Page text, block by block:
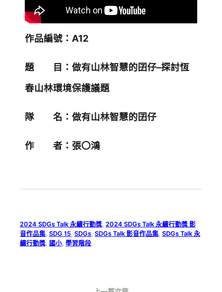
作品編號：A12
題 目：做有山林智慧的囝仔–探討恆
春山林環境保護議題
隊 名：做有山林智慧的囝仔
作 者：張〇鴻
2024 SDGs Talk 永續行動獎 2024 SDGs Talk 永續行動獎 影
音作品集 , SDG 15 , SDGs , SDGs Talk 影音作品集 , SDGs Talk 永
續行動獎 國小 , 學習階段